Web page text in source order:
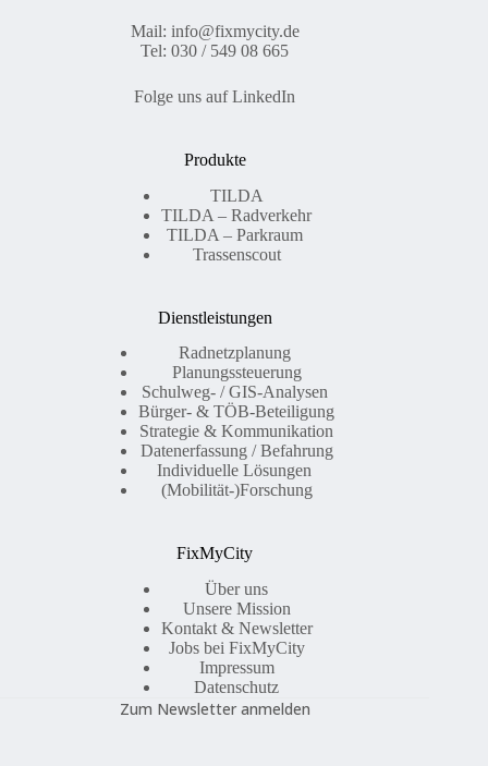
Mail: info@fixmycity.de
Tel: 030 / 549 08 665
Folge uns auf LinkedIn
Produkte
TILDA
TILDA – Radverkehr
TILDA – Parkraum
Trassenscout
Dienstleistungen
Radnetzplanung
Planungssteuerung
Schulweg- / GIS-Analysen
Bürger- & TÖB-Beteiligung
Strategie & Kommunikation
Datenerfassung / Befahrung
Individuelle Lösungen
(Mobilität-)Forschung
FixMyCity
Über uns
Unsere Mission
Kontakt & Newsletter
Jobs bei FixMyCity
Impressum
Datenschutz
Zum Newsletter anmelden